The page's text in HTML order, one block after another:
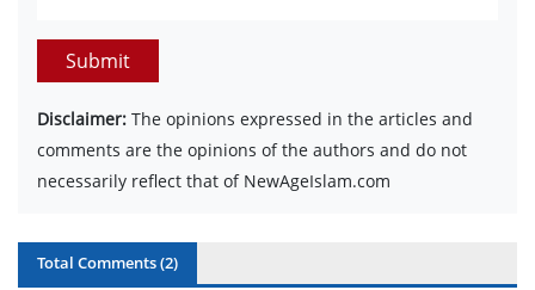
Submit
Disclaimer: The opinions expressed in the articles and
comments are the opinions of the authors and do not
necessarily reflect that of NewAgeIslam.com
Total Comments (2)